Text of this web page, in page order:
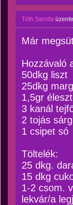
Tóth Sarolta üzente
Már
Hozzávaló
50dkg liszt
25dkg
1,5gr
3 kanál
2 tojás
1 csipet só
Töltelék:
25 dkg.
15 dkg
1-2 csom.
lekvár/a